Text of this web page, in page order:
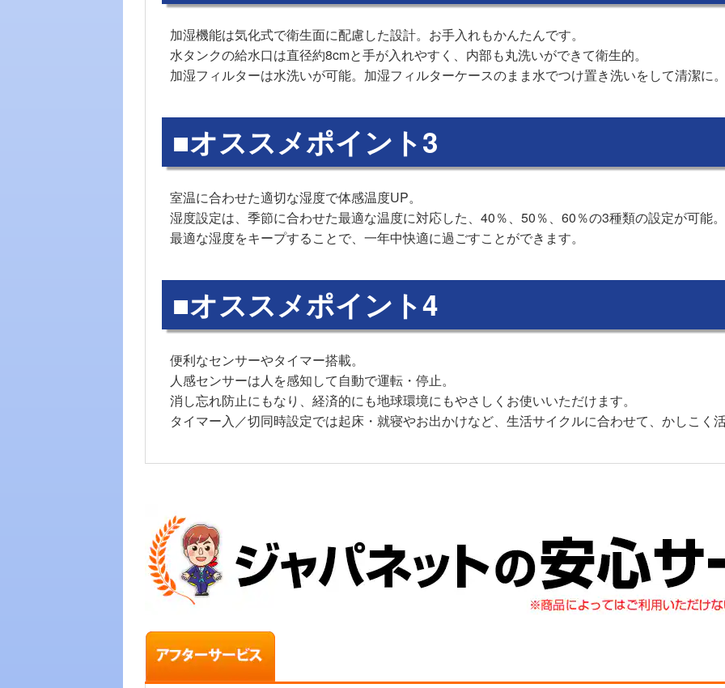
加湿機能は気化式で衛生面に配慮した設計。お手入れもかんたんです。
水タンクの給水口は直径約8cmと手が入れやすく、内部も丸洗いができて衛生的。
加湿フィルターは水洗いが可能。加湿フィルターケースのまま水でつけ置き洗いをして清潔に
■オススメポイント3
室温に合わせた適切な湿度で体感温度UP。
湿度設定は、季節に合わせた最適な温度に対応した、40％、50％、60％の3種類の設定が可能。
最適な湿度をキープすることで、一年中快適に過ごすことができます。
■オススメポイント4
便利なセンサーやタイマー搭載。
人感センサーは人を感知して自動で運転・停止。
消し忘れ防止にもなり、経済的にも地球環境にもやさしくお使いいただけます。
タイマー入／切同時設定では起床・就寝やお出かけなど、生活サイクルに合わせて、かしこく